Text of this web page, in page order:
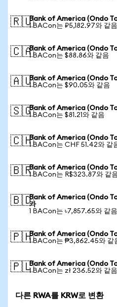
🇷🇺Bank of America (Ondo
1 BACon는 ₽5,182.97와 같음
🇨🇦Bank of America (Ondo
1 BACon는 $88.86와 같음
🇦🇺Bank of America (Ondo
1 BACon는 $90.05와 같음
🇸🇬Bank of America (Ondo
1 BACon는 $81.21와 같음
🇨🇭Bank of America (Ondo
1 BACon는 CHF 51.42와 같
🇧🇷Bank of America (Ondo
1 BACon는 R$323.87와 같
🇧🇩Bank of America (Ondo
카
1 BACon는 ৳7,857.65와 같음
🇵🇭Bank of America (Ondo
1 BACon는 ₱3,862.45와 같
🇵🇱Bank of America (Ondo
1 BACon는 zł 236.52와 같음
다른 RWA를 KRW로 변환